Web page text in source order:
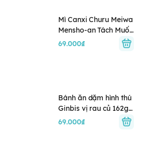
Mì Canxi Churu Meiwa
Mensho-an Tách Muối
vị Cà Chua 5M+
69.000₫
Bánh ăn dặm hình thú
Ginbis vị rau củ 162g
cho bé 6M+
69.000₫